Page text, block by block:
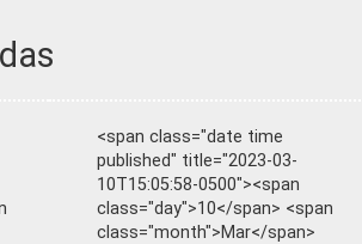
<span class="date time
published" title="2023-03-
10T15:05:58-0500"><span
class="day">10</span> <span
class="month">Mar</span>